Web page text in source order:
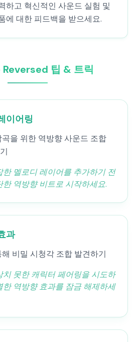
하고 혁신적인 사운드 실험 및
에 대한 피드백을 받으세요.
팁 & 트릭
이어링
을 위한 역방향 사운드 조합
한 멜로디 레이어를 추가하기 전
한 역방향 비트로 시작하세요.
과
비밀 시청각 조합 발견하기
치 못한 캐릭터 페어링을 시도하
한 역방향 효과를 잠금 해제하세